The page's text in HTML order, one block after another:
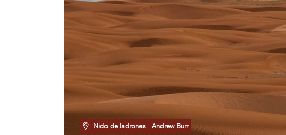
Nido de ladrones Andrew Burr